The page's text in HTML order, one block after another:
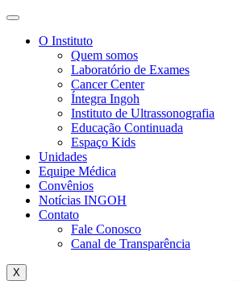
O Instituto
Quem somos
Laboratório de Exames
Cancer Center
Íntegra Ingoh
Instituto de Ultrassonografia
Educação Continuada
Espaço Kids
Unidades
Equipe Médica
Convênios
Notícias INGOH
Contato
Fale Conosco
Canal de Transparência
X